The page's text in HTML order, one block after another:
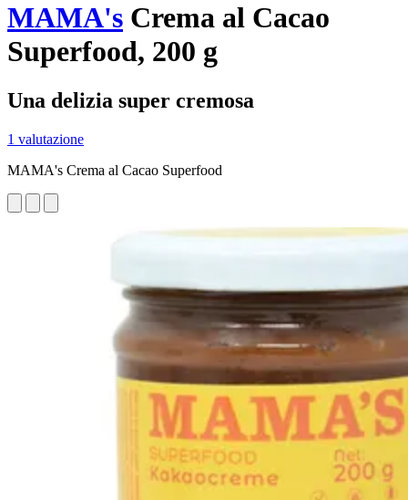
MAMA's Crema al Cacao
Superfood, 200 g
Una delizia super cremosa
1 valutazione
MAMA's Crema al Cacao Superfood